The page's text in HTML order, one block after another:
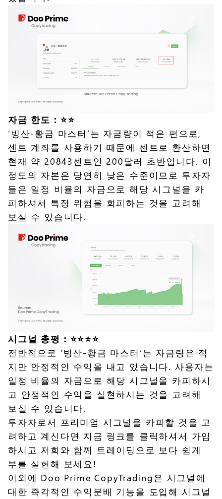
자금 한도：⭐️⭐️
‘빙산-황금 마스터’는 자금량이 적은 편으로,
센트 계좌를 사용하기 때문에 센트로 환산하면
현재 약 20843센트인 200달러 초반입니다. 이
정도의 자본은 당연히 낮은 수준이므로 투자자
들은 일정 비율의 자금으로 해당 시그널을 카
피하셔서 특정 위험을 회피하는 것을 고려해
보실 수 있습니다.
시그널 총평：⭐️⭐️⭐️⭐️
전반적으로 ‘빙산-황금 마스터’는 자금량은 적
지만 안정적인 수익을 내고 있습니다. 사용자는
일정 비율의 자금으로 해당 시그널을 카피하시
고 안정적인 수익을 실현하시는 것을 고려해
보실 수 있습니다.
투자자로서 프리미엄 시그널을 카피할 것을 고
려하고 계신다면 지금 링크 를 클릭하셔서 가입
하시고 저희와 함께 트레이딩으로 보다 쉽게
부를 실현해 보세요!
이외에 Doo Prime CopyTrading은 시그널에
대한 즉각적인 수익분배 기능을 도입해 시그널